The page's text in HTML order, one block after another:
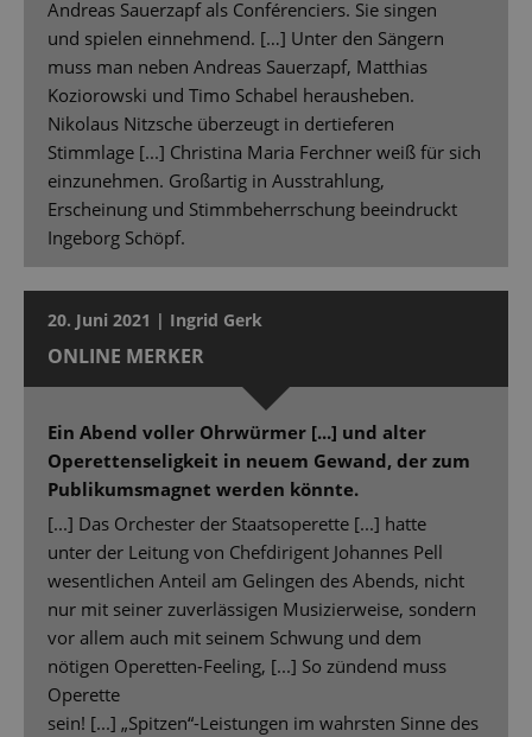
Andreas Sauerzapf als Conférenciers. Sie singen
und spielen einnehmend. […] Unter den Sängern
muss man neben Andreas Sauerzapf, Matthias
Koziorowski und Timo Schabel herausheben.
Nikolaus Nitzsche überzeugt in dertieferen
Stimmlage [...] Christina Maria Ferchner weiß für sich
einzunehmen. Großartig in Ausstrahlung,
Erscheinung und Stimmbeherrschung beeindruckt
Ingeborg Schöpf.
20. Juni 2021 | Ingrid Gerk
ONLINE MERKER
Ein Abend voller Ohrwürmer [...] und alter
Operettenseligkeit in neuem Gewand, der zum
Publikumsmagnet werden könnte.
[...] Das Orchester der Staatsoperette [...] hatte
unter der Leitung von Chefdirigent Johannes Pell
wesentlichen Anteil am Gelingen des Abends, nicht
nur mit seiner zuverlässigen Musizierweise, sondern
vor allem auch mit seinem Schwung und dem
nötigen Operetten-Feeling, [...] So zündend muss
Operette
sein! [...] „Spitzen“-Leistungen im wahrsten Sinne des